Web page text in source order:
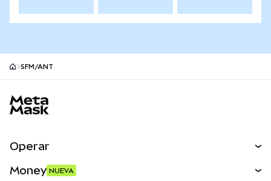
SFM/ANT
Operar
Money NUEVA